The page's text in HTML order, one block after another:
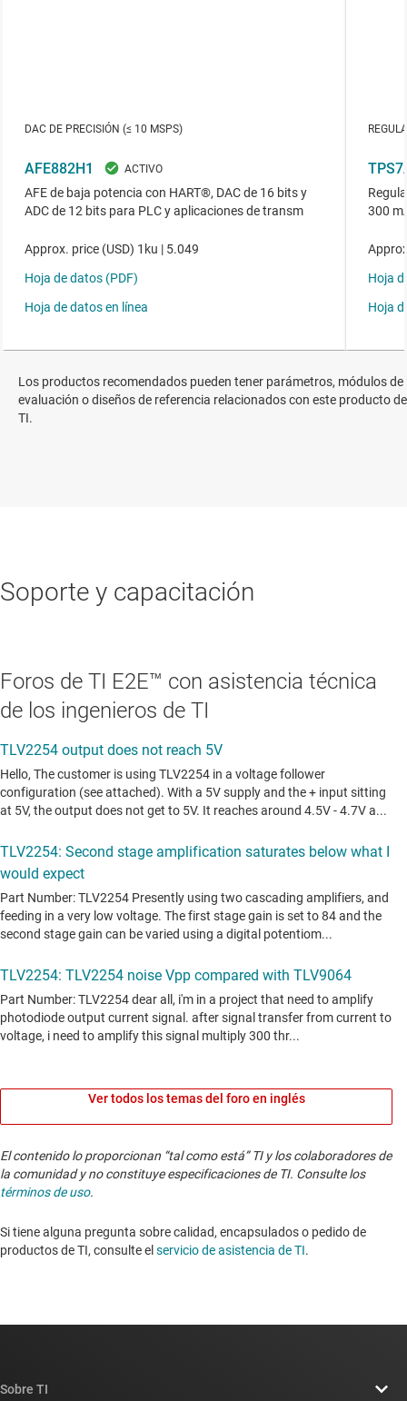
Los productos recomendados pueden tener parámetros, módulos de
evaluación o diseños de referencia relacionados con este producto de
TI.
Soporte y capacitación
Foros de TI E2E™ con asistencia técnica
de los ingenieros de TI
Ver todos los temas del foro en inglés
El contenido lo proporcionan “tal como está” TI y los colaboradores de
la comunidad y no constituye especificaciones de TI. Consulte los
términos de uso.
Si tiene alguna pregunta sobre calidad, encapsulados o pedido de
productos de TI, consulte elservicio de asistencia de TI. ​​​​​​​​​​​​​​
Sobre TI